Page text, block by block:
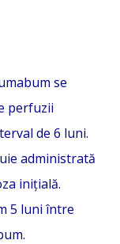
se
perfuzii
de 6 luni.
administrată
iniţială.
5 luni între